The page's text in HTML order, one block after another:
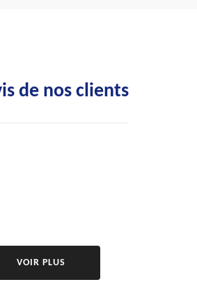
de nos clients
VOIR PLUS